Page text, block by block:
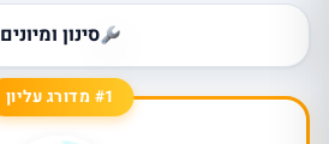
סינון ומיונים
#1 מדורג עליון